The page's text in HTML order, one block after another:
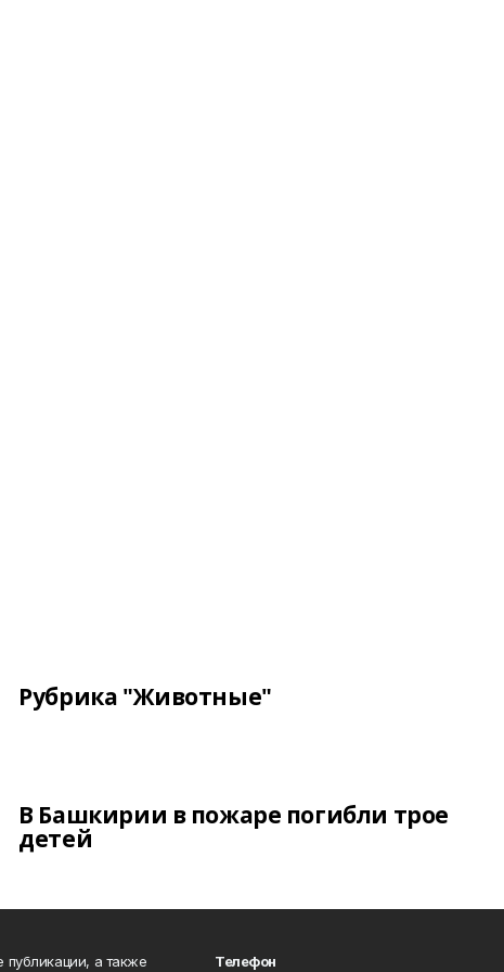
Рубрика "Животные"
В Башкирии в пожаре погибли трое
детей
публикации, а также
Телефон